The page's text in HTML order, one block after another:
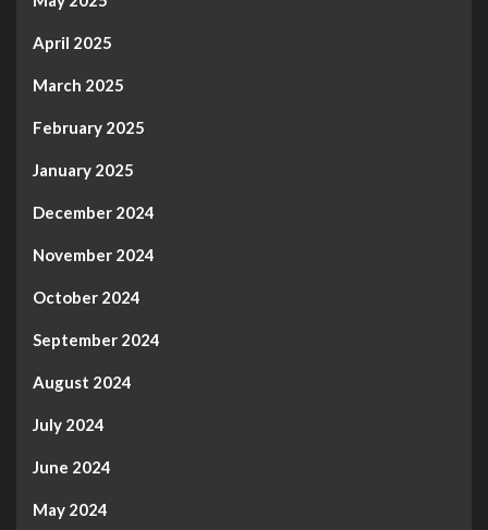
April 2025
March 2025
February 2025
January 2025
December 2024
November 2024
October 2024
September 2024
August 2024
July 2024
June 2024
May 2024